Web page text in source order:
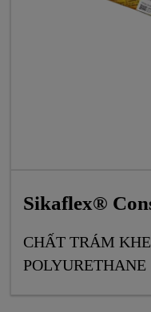
Sikaflex®
CHẤT TRÁM
POLYURETHANE